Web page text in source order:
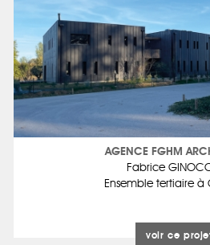
AGENCE FGHM
Fabrice
Ensemble tertiaire à
voir ce